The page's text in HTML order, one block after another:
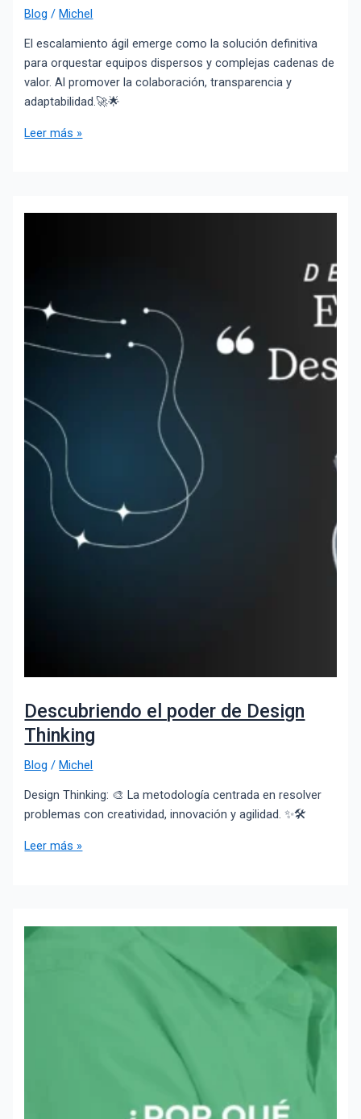
Blog /Michel
El escalamiento ágil emerge como la solución definitiva
para orquestar equipos dispersos y complejas cadenas de
valor. Al promover la colaboración, transparencia y
adaptabilidad.🚀🌟
Leer más »
Descubriendo el poder de Design
Thinking
Blog /Michel
Design Thinking: 🎨 La metodología centrada en resolver
problemas con creatividad, innovación y agilidad. ✨🛠️
Leer más »